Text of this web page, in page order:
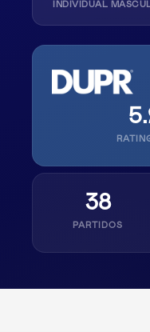
INDIVIDUAL
38
PARTIDOS